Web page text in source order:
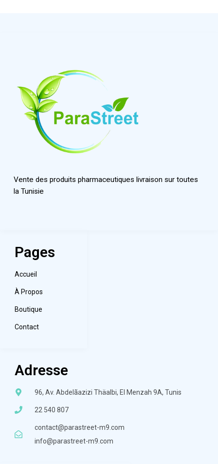
Vente des produits pharmaceutiques livraison sur toutes
la Tunisie
Pages
Accueil
À Propos
Boutique
Contact
Adresse
96, Av. Abdelãazizi Thäalbi, El Menzah 9A, Tunis
22 540 807
contact@parastreet-m9.com
info@parastreet-m9.com